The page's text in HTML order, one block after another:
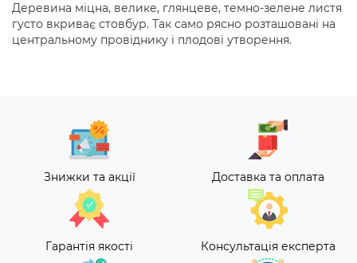
Деревина міцна, велике, глянцеве, темно-зелене листя
густо вкриває стовбур. Так само рясно розташовані на
центральному провіднику і плодові утворення.
Знижки та акції Доставка та оплата
Гарантія якості Консультація експерта